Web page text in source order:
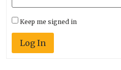
Keep me signed in
Log In